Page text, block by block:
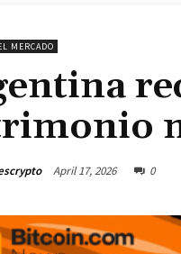
MERCADO
April 17, 2026 0